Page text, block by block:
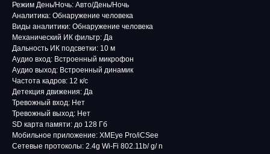
Режим День/Ночь: Авто/День/Ночь
Аналитика: Обнаружение человека
Виды аналитики: Обнаружение человека
Механический ИК фильтр: Да
Дальность ИК подсветки: 10 м
Аудио вход: Встроенный микрофон
Аудио выход: Встроенный динамик
Частота кадров: 12 к/с
Детекция движения: Да
Тревожный вход: Нет
Тревожный выход: Нет
SD карта памяти: до 128 Гб
Мобильное приложение: XMEye Pro/iCSee
Сетевые протоколы: 2.4g Wi-Fi 802.11b/ g/ n